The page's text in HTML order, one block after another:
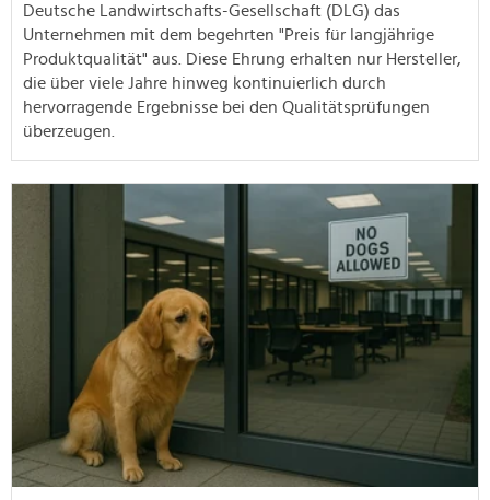
Deutsche Landwirtschafts-Gesellschaft (DLG) das
Unternehmen mit dem begehrten "Preis für langjährige
Produktqualität" aus. Diese Ehrung erhalten nur Hersteller,
die über viele Jahre hinweg kontinuierlich durch
hervorragende Ergebnisse bei den Qualitätsprüfungen
überzeugen.